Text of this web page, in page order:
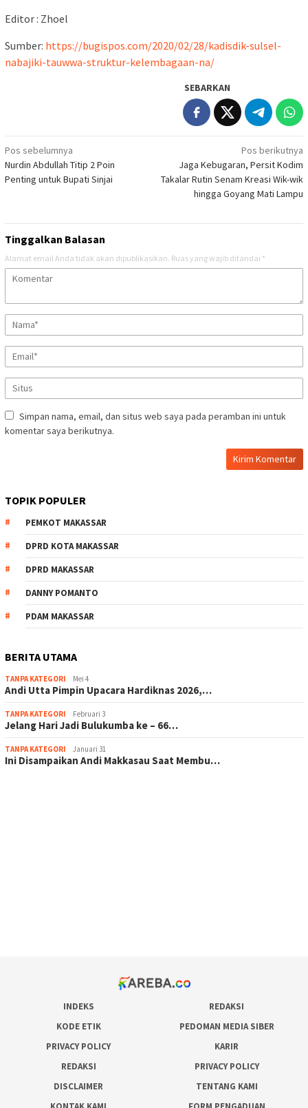
Editor : Zhoel
Sumber: https://bugispos.com/2020/02/28/kadisdik-sulsel-
nabajiki-tauwwa-struktur-kelembagaan-na/
SEBARKAN
Navigasi
pos
Pos sebelumnya
Nurdin Abdullah Titip 2 Poin
Penting untuk Bupati Sinjai
Pos berikutnya
Jaga Kebugaran, Persit Kodim
Takalar Rutin Senam Kreasi Wik-wik
hingga Goyang Mati Lampu
Tinggalkan Balasan
Alamat email Anda tidak akan dipublikasikan. Ruas yang wajib ditandai *
Simpan nama, email, dan situs web saya pada peramban ini untuk
komentar saya berikutnya.
TOPIK POPULER
PEMKOT MAKASSAR
DPRD KOTA MAKASSAR
DPRD MAKASSAR
DANNY POMANTO
PDAM MAKASSAR
BERITA UTAMA
TANPA KATEGORI Mei 4
Andi Utta Pimpin Upacara Hardiknas 2026,…
TANPA KATEGORI Februari 3
Jelang Hari Jadi Bulukumba ke – 66…
TANPA KATEGORI Januari 31
Ini Disampaikan Andi Makkasau Saat Membu…
INDEKS
REDAKSI
KODE ETIK
PEDOMAN MEDIA SIBER
PRIVACY POLICY
KARIR
REDAKSI
PRIVACY POLICY
DISCLAIMER
TENTANG KAMI